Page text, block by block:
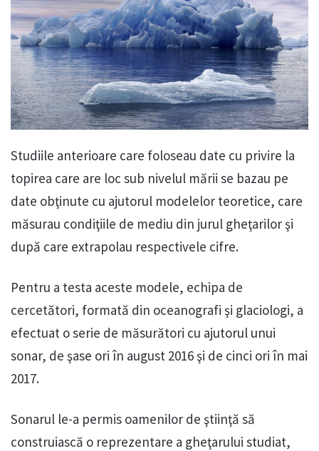
Studiile anterioare care foloseau date cu privire la
topirea care are loc sub nivelul mării se bazau pe
date obţinute cu ajutorul modelelor teoretice, care
măsurau condiţiile de mediu din jurul gheţarilor şi
după care extrapolau respectivele cifre.
Pentru a testa aceste modele, echipa de
cercetători, formată din oceanografi şi glaciologi, a
efectuat o serie de măsurători cu ajutorul unui
sonar, de şase ori în august 2016 şi de cinci ori în mai
2017.
Sonarul le-a permis oamenilor de ştiinţă să
construiască o reprezentare a gheţarului studiat,